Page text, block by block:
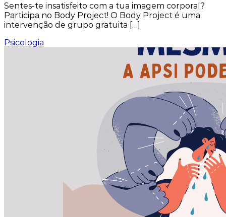
Sentes-te insatisfeito com a tua imagem corporal?
Participa no Body Project! O Body Project é uma
intervenção de grupo gratuita […]
Psicologia